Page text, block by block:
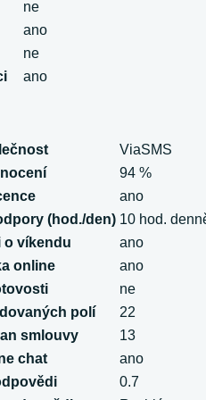
ne
ano
ne
ano
ViaSMS
94 %
ano
(hod./den) 10 hod.
o víkendu
ano
online
ano
ne
polí
22
smlouvy
13
chat
ano
0.7